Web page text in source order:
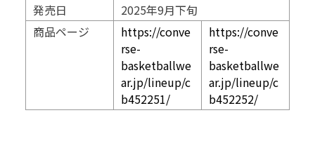
発売日
2025年9月下旬
商品ページ
https://conve
rse-
basketballwe
ar.jp/lineup/c
b452251/
https://conve
rse-
basketballwe
ar.jp/lineup/c
b452252/